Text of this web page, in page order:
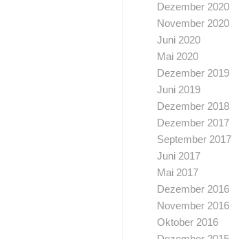
Dezember 2020
November 2020
Juni 2020
Mai 2020
Dezember 2019
Juni 2019
Dezember 2018
Dezember 2017
September 2017
Juni 2017
Mai 2017
Dezember 2016
November 2016
Oktober 2016